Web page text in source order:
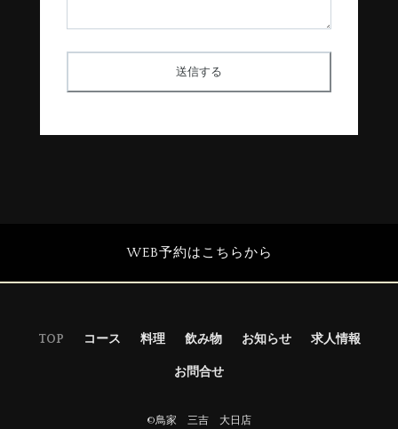
WEB予約はこちらから
TOP コース 料理 飲み物 お知らせ 求人情報
お問合せ
©︎鳥家 三吉 大日店